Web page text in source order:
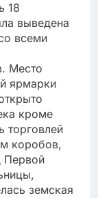
18
выведена
всеми
Место
ярмарки
кроме
торговлей
коробов,
Первой
земская